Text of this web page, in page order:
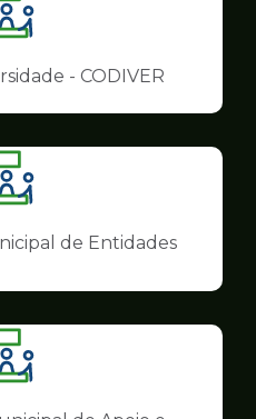
Ilustração
da
pagina
Conselhos
- CODIVER
Ilustração
da
pagina
Conselhos
de Entidades
Ilustração
da